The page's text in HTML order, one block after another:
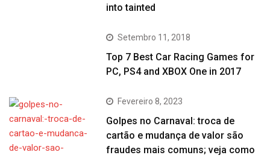
into tainted
Setembro 11, 2018
Top 7 Best Car Racing Games for
PC, PS4 and XBOX One in 2017
Fevereiro 8, 2023
Golpes no Carnaval: troca de
cartão e mudança de valor são
fraudes mais comuns; veja como